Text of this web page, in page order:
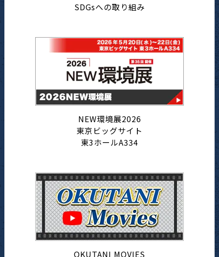
SDGsへの取り組み
NEW環境展2026
東京ビッグサイト
東3ホールA334
OKUTANI MOVIES